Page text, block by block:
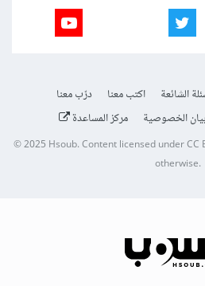
الشائعة اكتب معنا
درّب معنا
بيان الخصوصية مركز المساعدة
© 2025Hsoub.Content licensed under
otherwise.